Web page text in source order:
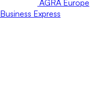
AGRA Europe
Business Express